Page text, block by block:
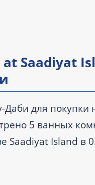
Saadiyat
для покупки
5 ванных
Saadiyat Island в